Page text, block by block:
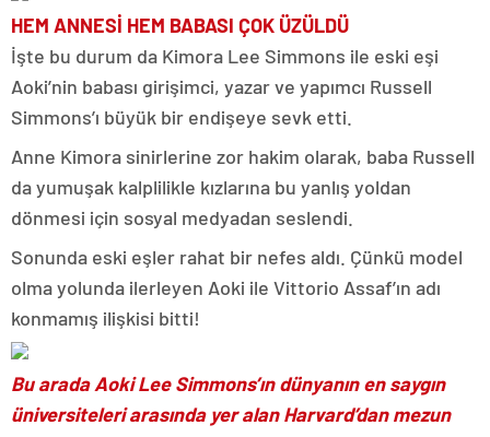
HEM ANNESİ HEM BABASI ÇOK ÜZÜLDÜ
İşte bu durum da Kimora Lee Simmons ile eski eşi
Aoki’nin babası girişimci, yazar ve yapımcı Russell
Simmons’ı büyük bir endişeye sevk etti.
Anne Kimora sinirlerine zor hakim olarak, baba Russell
da yumuşak kalplilikle kızlarına bu yanlış yoldan
dönmesi için sosyal medyadan seslendi.
Sonunda eski eşler rahat bir nefes aldı. Çünkü model
olma yolunda ilerleyen Aoki ile Vittorio Assaf’ın adı
konmamış ilişkisi bitti!
Bu arada Aoki Lee Simmons’ın dünyanın en saygın
üniversiteleri arasında yer alan Harvard’dan mezun